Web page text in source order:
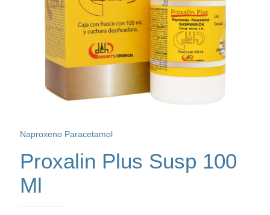
Naproxeno Paracetamol
Proxalin Plus Susp 100
Ml